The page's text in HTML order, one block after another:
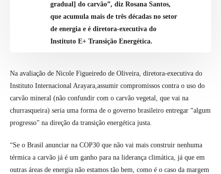
gradual] do carvão”, diz Rosana Santos,
que acumula mais de três décadas no setor
de energia e é diretora-executiva do
Instituto E+ Transição Energética.
Na avaliação de Nicole Figueiredo de Oliveira, diretora-executiva do
Instituto Internacional Arayara,assumir compromissos contra o uso do
carvão mineral (não confundir com o carvão vegetal, que vai na
churrasqueira) seria uma forma de o governo brasileiro entregar “algum
progresso” na direção da transição energética justa.
“Se o Brasil anunciar na COP30 que não vai mais construir nenhuma
térmica a carvão já é um ganho para na liderança climática, já que em
outras áreas de energia não estamos tão bem, como é o caso da margem